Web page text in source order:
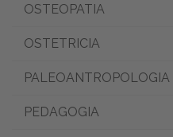
OSTEOPATIA
OSTETRICIA
PALEOANTROPOLOGIA
PEDAGOGIA